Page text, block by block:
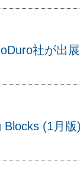
社が出展
Blocks (1月版